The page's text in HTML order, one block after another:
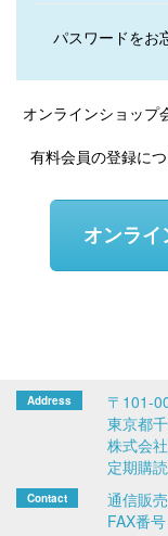
パスワードをお
オンラインショップ
有料会員の登録に
オンラ
〒101-
東京都
株式会
定期購
通信販
FAX番